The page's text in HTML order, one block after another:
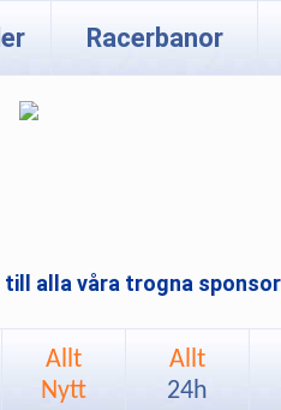
Racerbanor
till alla våra trogna
Allt
Nytt
Allt
24h